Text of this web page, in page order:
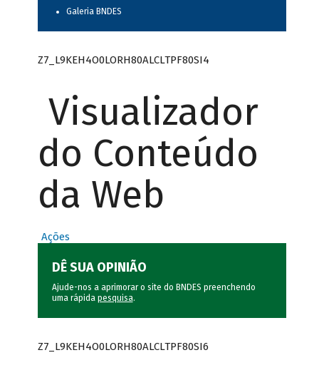
Galeria BNDES
Z7_L9KEH4O0LORH80ALCLTPF80SI4
Visualizador
do Conteúdo
da Web
Ações
DÊ SUA OPINIÃO
Ajude-nos a aprimorar o site do BNDES preenchendo
uma rápida pesquisa.
Z7_L9KEH4O0LORH80ALCLTPF80SI6